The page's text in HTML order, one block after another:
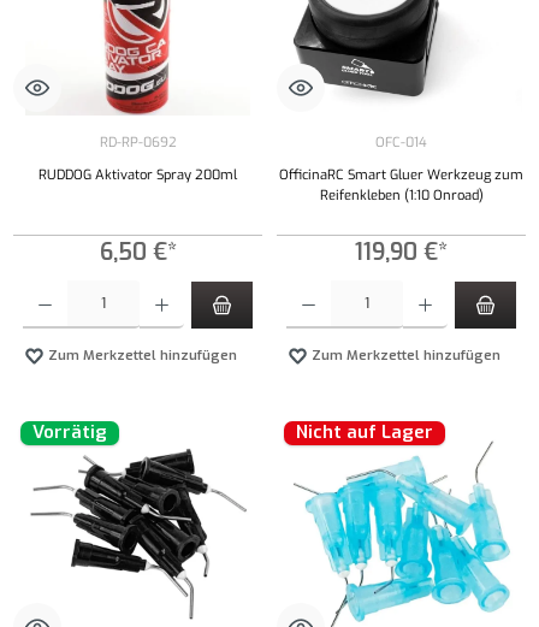
RD-RP-0692
RUDDOG Aktivator Spray 200ml
6,50 €*
Zum Merkzettel hinzufügen
OFC-014
OfficinaRC Smart Gluer Werkzeug zum
Reifenkleben (1:10 Onroad)
119,90 €*
Zum Merkzettel hinzufügen
Vorrätig Nicht auf Lager